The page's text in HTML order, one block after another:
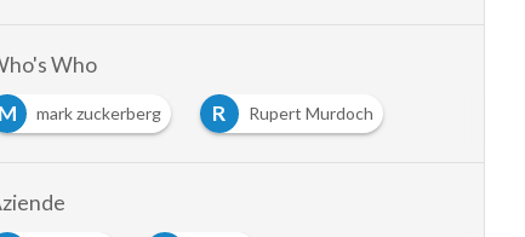
Who
M
mark zuckerberg R Rupert Murdoch